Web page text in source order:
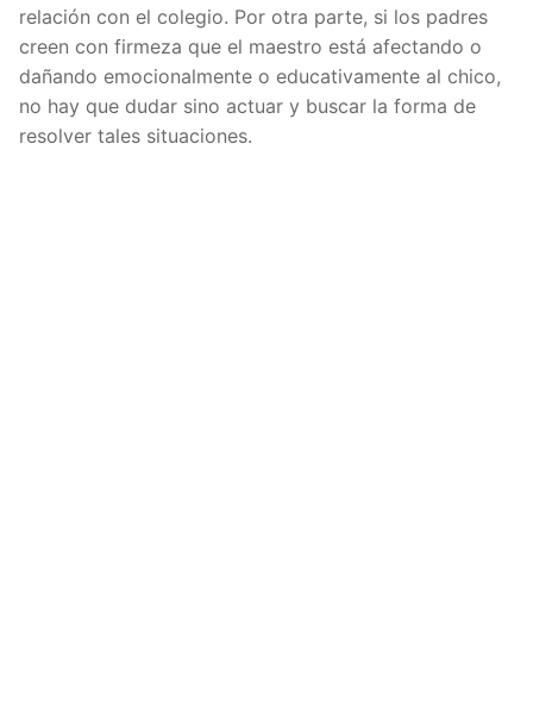
relación con el colegio. Por otra parte, si los padres
creen con firmeza que el maestro está afectando o
dañando emocionalmente o educativamente al chico,
no hay que dudar sino actuar y buscar la forma de
resolver tales situaciones.